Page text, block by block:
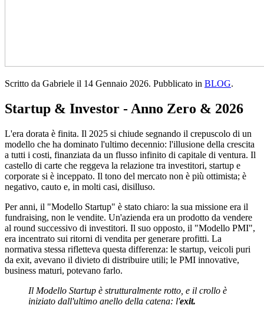
Scritto da Gabriele il 14 Gennaio 2026. Pubblicato in BLOG.
Startup & Investor - Anno Zero & 2026
L'era dorata è finita. Il 2025 si chiude segnando il crepuscolo di un
modello che ha dominato l'ultimo decennio: l'illusione della crescita
a tutti i costi, finanziata da un flusso infinito di capitale di ventura. Il
castello di carte che reggeva la relazione tra investitori, startup e
corporate si è inceppato. Il tono del mercato non è più ottimista; è
negativo, cauto e, in molti casi, disilluso.
Per anni, il "Modello Startup" è stato chiaro: la sua missione era il
fundraising, non le vendite. Un'azienda era un prodotto da vendere
al round successivo di investitori. Il suo opposto, il "Modello PMI",
era incentrato sui ritorni di vendita per generare profitti. La
normativa stessa rifletteva questa differenza: le startup, veicoli puri
da exit, avevano il divieto di distribuire utili; le PMI innovative,
business maturi, potevano farlo.
Il Modello Startup è strutturalmente rotto, e il crollo è
iniziato dall'ultimo anello della catena: l'exit.